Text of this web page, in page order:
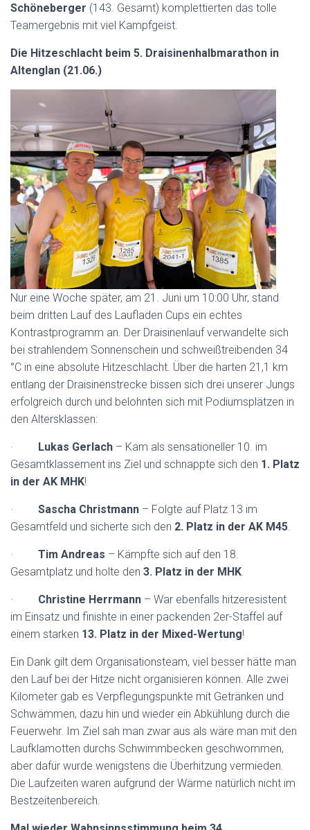
Schöneberger (143. Gesamt) komplettierten das tolle
Teamergebnis mit viel Kampfgeist.
Die Hitzeschlacht beim 5. Draisinenhalbmarathon in
Altenglan (21.06.)
Nur eine Woche später, am 21. Juni um 10:00 Uhr, stand
beim dritten Lauf des Laufladen Cups ein echtes
Kontrastprogramm an. Der Draisinenlauf verwandelte sich
bei strahlendem Sonnenschein und schweißtreibenden 34
°C in eine absolute Hitzeschlacht. Über die harten 21,1 km
entlang der Draisinenstrecke bissen sich drei unserer Jungs
erfolgreich durch und belohnten sich mit Podiumsplätzen in
den Altersklassen:
· Lukas Gerlach – Kam als sensationeller 10. im
Gesamtklassement ins Ziel und schnappte sich den 1. Platz
in der AK MHK!
· Sascha Christmann – Folgte auf Platz 13 im
Gesamtfeld und sicherte sich den 2. Platz in der AK M45.
· Tim Andreas – Kämpfte sich auf den 18.
Gesamtplatz und holte den 3. Platz in der MHK.
· Christine Herrmann – War ebenfalls hitzeresistent
im Einsatz und finishte in einer packenden 2er-Staffel auf
einem starken 13. Platz in der Mixed-Wertung!
Ein Dank gilt dem Organisationsteam, viel besser hätte man
den Lauf bei der Hitze nicht organisieren können. Alle zwei
Kilometer gab es Verpflegungspunkte mit Getränken und
Schwämmen, dazu hin und wieder ein Abkühlung durch die
Feuerwehr. Im Ziel sah man zwar aus als wäre man mit den
Laufklamotten durchs Schwimmbecken geschwommen,
aber dafür wurde wenigstens die Überhitzung vermieden.
Die Laufzeiten waren aufgrund der Wärme natürlich nicht im
Bestzeitenbereich.